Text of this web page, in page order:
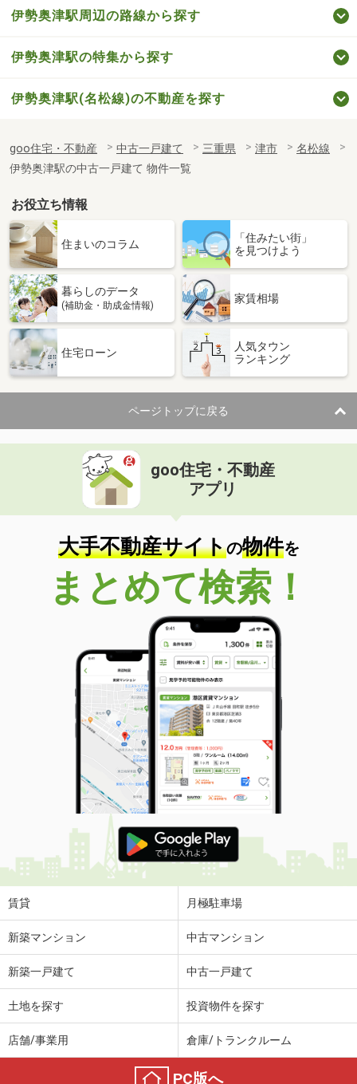
伊勢奥津駅周辺の路線から探す
伊勢奥津駅の特集から探す
伊勢奥津駅(名松線)の不動産を探す
goo住宅・不動産 中古一戸建て 三重県 津市
名松線
伊勢奥津駅の中古一戸建て 物件一覧
お役立ち情報
住まいのコラム
「住みたい街」
を見つけよう
暮らしのデータ
(補助金・助成金情報)
家賃相場
住宅ローン
人気タウン
ランキング
ページトップに戻る
goo住宅・不動産
アプリ
大手不動産サイトの物件を
まとめて検索！
賃貸 月極駐車場
新築マンション 中古マンション
新築一戸建て 中古一戸建て
土地を探す 投資物件を探す
店舗/事業用 倉庫/トランクルーム
PC版へ